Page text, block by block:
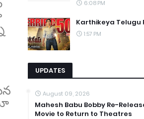
6:08 PM
Karthikeya Telugu
1:57 PM
UPDATES
August 09, 2026
Mahesh Babu Bobby Re-
Movie to Return to Theatres